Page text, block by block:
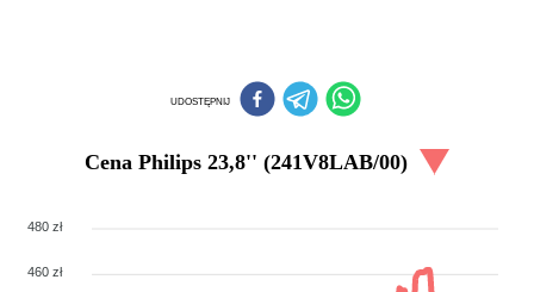
UDOSTĘPNIJ
Cena Philips 23,8'' (241V8LAB/00)
480 zł
460 zł